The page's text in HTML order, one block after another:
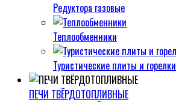
Редуктора газовые
Теплообменники
Туристические плиты и горелки
ПЕЧИ ТВЁРДОТОПЛИВНЫЕ